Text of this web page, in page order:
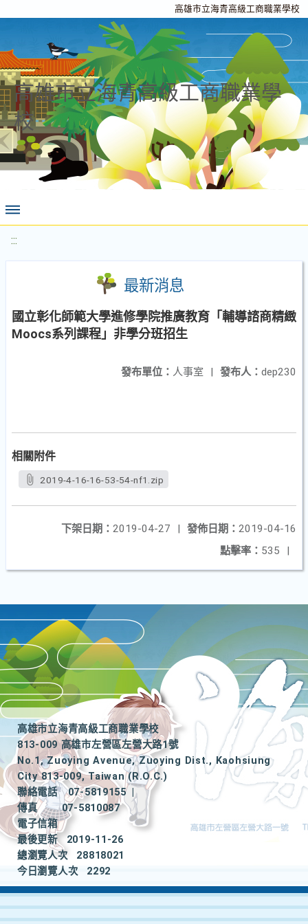
高雄市立海青高級工商職業學校
高雄市立海青高級工商職業學
校
:::
最新消息
國立彰化師範大學進修學院推廣教育「輔導諮商精緻
Moocs系列課程」非學分班招生
發布人： dep230
發布單位： 人事室 |
相關附件
2019-4-16-16-53-54-nf1.zip
發佈日期： 2019-04-16
下架日期： 2019-04-27
|
點擊率： 535 |
高雄市立海青高級工商職業學校
813-009 高雄市左營區左營大路1號
No.1, Zuoying Avenue, Zuoying Dist., Kaohsiung
City 813-009, Taiwan (R.O.C.)
聯絡電話
07-5819155
|
傳真
07-5810087
電子信箱
最後更新
2019-11-26
總瀏覽人次
28818021
今日瀏覽人次
2292